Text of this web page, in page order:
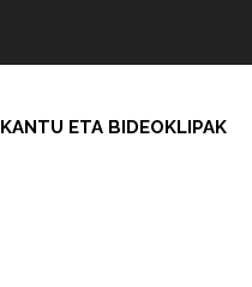
KANTU ETA BIDEOKLIPAK